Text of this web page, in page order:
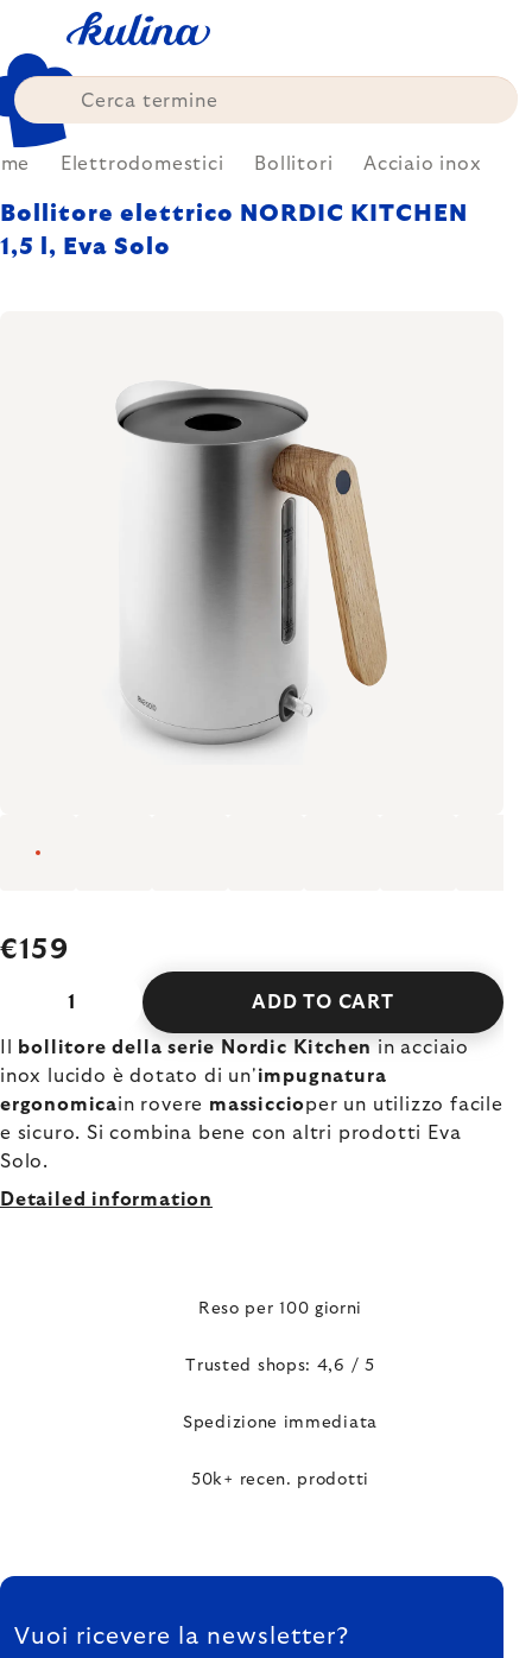
content
Elettrodomestici Bollitori Acciaio inox
Bollitore elettrico NORDIC KITCHEN
1,5 l, Eva Solo
€159
ADD TO CART
bollitore della serie Nordic Kitchen in acciaio
inox lucido è dotato di un'impugnatura
ergonomicain rovere massiccioper un utilizzo facile
e sicuro. Si combina bene con altri prodotti Eva
Solo.
Detailed information
Reso per 100 giorni
Trusted shops: 4,6 / 5
Spedizione immediata
50k+ recen. prodotti
FOOTER
Vuoi ricevere la newsletter?